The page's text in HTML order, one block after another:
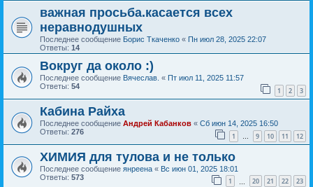
важная просьба.касается всех
неравнодушных
Последнее сообщение Борис Ткаченко « Пн июл 28, 2025 22:07
Ответы: 14
Вокруг да около :)
Последнее сообщение Вячеслав. « Пт июл 11, 2025 11:57
Ответы: 54 1 2 3
Кабина Райха
Последнее сообщение Андрей Кабанков « Сб июн 14, 2025 16:50
Ответы: 276 1 … 9 10 11 12
ХИМИЯ для тулова и не только
Последнее сообщение янреена « Вс июн 01, 2025 18:01
Ответы: 573 1 20 21 22 23